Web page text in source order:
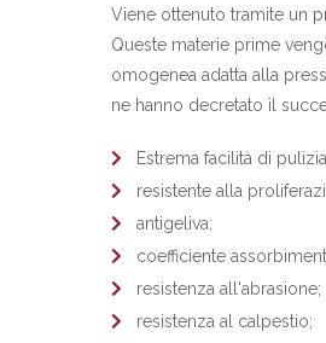
Viene ottenuto tramite un
Queste materie prime
omogenea adatta alla
ne hanno decretato il
Estrema facilità di pulizia
resistente alla
antigeliva;
coefficiente
resistenza all'abrasione;
resistenza al calpestio;